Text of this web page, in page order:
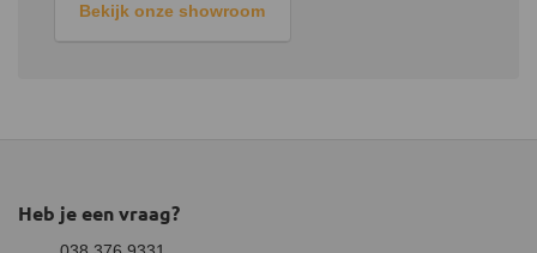
Bekijk onze showroom
Heb je een vraag?